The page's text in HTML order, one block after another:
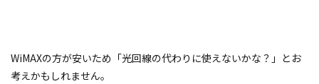
WiMAXの方が安いため「光回線の代わりに使えないかな？」とお
考えかもしれません。